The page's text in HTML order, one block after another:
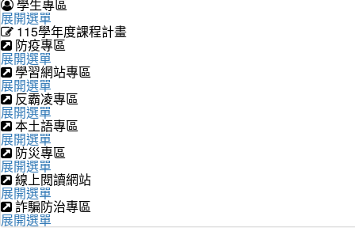
學生專區
展開選單
115學年度課程計畫
防疫專區
展開選單
學習網站專區
展開選單
反霸凌專區
展開選單
本土語專區
展開選單
防災專區
展開選單
線上閱讀網站
展開選單
詐騙防治專區
展開選單